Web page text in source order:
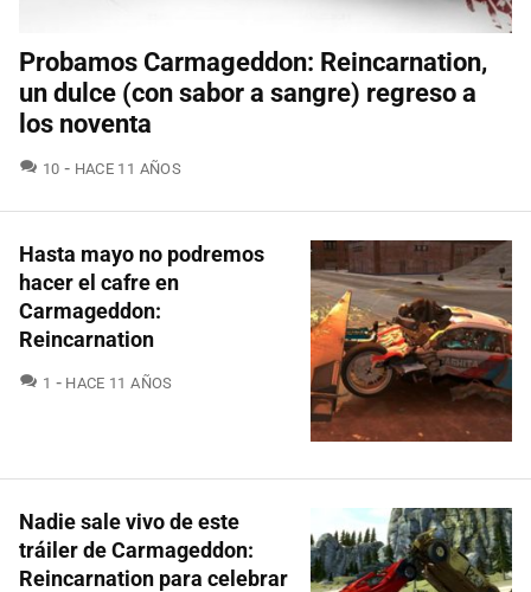
Probamos Carmageddon: Reincarnation,
un dulce (con sabor a sangre) regreso a
los noventa
10 COMENTARIOS
HACE 11 AÑOS
Hasta mayo no podremos
hacer el cafre en
Carmageddon:
Reincarnation
1 COMENTARIOS
HACE 11 AÑOS
Nadie sale vivo de este
tráiler de Carmageddon:
Reincarnation para celebrar